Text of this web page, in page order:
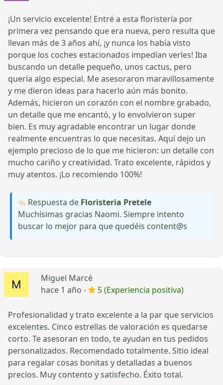
¡Un servicio excelente! Entré a esta floristería por
primera vez pensando que era nueva, pero resulta que
llevan más de 3 años ahí, ¡y nunca los había visto
porque los coches estacionados impedían verles! Iba
buscando un detalle pequeño, unos cactus, pero
quería algo especial. Me asesoraron maravillosamente
y me dieron ideas para hacerlo aún más bonito.
Además, hicieron un corazón con el nombre grabado,
un detalle que me encantó, y lo envolvieron super
bien. Es muy agradable encontrar un lugar donde
realmente encuentras lo que necesitas. Aquí dejo un
ejemplo precioso de lo que me hicieron: un detalle con
mucho cariño y creatividad. Trato excelente, rápidos y
muy atentos. ¡Lo recomiendo 100%!
Respuesta de Floristeria Pretele
Muchísimas gracias Naomi. Siempre intento
buscar lo mejor para que quedéis content@s
Miguel Marcé
hace 1 año -
5 (Experiencia positiva)
Profesionalidad y trato excelente a la par que servicios
excelentes. Cinco estrellas de valoración es quedarse
corto. Te asesoran en todo, te ayudan en tus pedidos
personalizados. Recomendado totalmente. Sitio ideal
para regalar cosas bonitas y detalladas a buenos
precios. Muy contento y satisfecho. Éxito total.